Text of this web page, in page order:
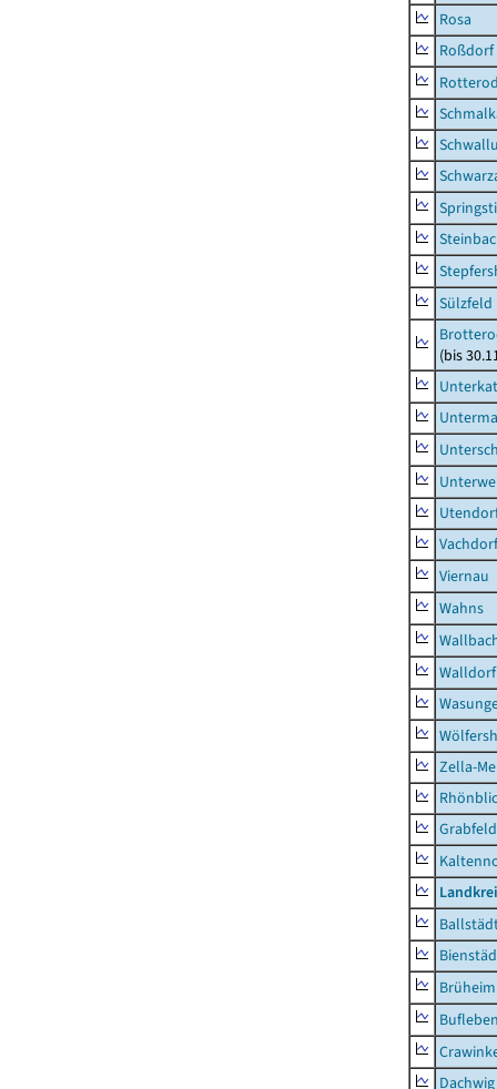
Rosa
Roßdorf
Sülzfeld
(bis
Vachdorf
Viernau
Wahns
Walldorf
Zella-
Grabfeld
Brüheim
Dachwig